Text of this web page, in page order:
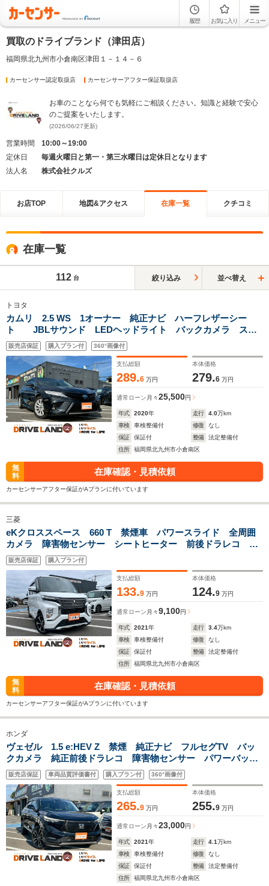
履歴 お気に入り メニュー
買取のドライブランド（津田店）
福岡県北九州市小倉南区津田１－１４－６
カーセンサー認定取扱店 カーセンサーアフター保証取扱店
お車のことなら何でも気軽にご相談ください。知識と経験で安心
のご提案をいたします。
(2026/06/27更新)
営業時間
10:00～19:00
定休日
毎週火曜日と第一・第三水曜日は定休日となります
法人名
株式会社クルズ
お店TOP 地図&アクセス 在庫一覧 クチコミ
在庫一覧
112 台 絞り込み 並べ替え
トヨタ
カムリ 2.5 WS 1オーナー 純正ナビ ハーフレザーシー
ト JBLサウンド LEDヘッドライト バックカメラ スマ
ートキー ブラインドスポットモニター 電動格納ミラー 純
正17インチアルミホイール ETC CD DVD再生可
販売店保証 購入プラン付 360°画像付
支払総額
289.6 万円
本体価格
279.6 万円
通常ローン 月々25,500円
年式 2020年 走行 4.0万km
車検
車検整備付 修復
なし
保証
保証付 整備
法定整備付
住所
福岡県北九州市小倉南区
無
料
在庫確認・見積依頼
カーセンサーアフター保証がAプランに付いています
三菱
eKクロススペース 660 T 禁煙車 パワースライド 全周囲
カメラ 障害物センサー シートヒーター 前後ドラレコ
ETC フルセグナビ スマートキー フラットシート ベンチ
シート LEDヘッドランプ フォグランプ 純正アルミ
販売店保証 購入プラン付
支払総額
133.9 万円
本体価格
124.9 万円
通常ローン 月々9,100円
年式 2021年 走行 3.4万km
車検
車検整備付 修復
なし
保証
保証付 整備
法定整備付
住所
福岡県北九州市小倉南区
無
料
在庫確認・見積依頼
カーセンサーアフター保証がAプランに付いています
ホンダ
ヴェゼル 1.5 e:HEV Z 禁煙 純正ナビ フルセグTV バッ
クカメラ 純正前後ドラレコ 障害物センサー パワーバック
ドア レーダークルーズ ステアリングヒーター ETC2.0 シ
ートヒーター BSM
販売店保証 車両品質評価書付 購入プラン付 360°画像付
支払総額
265.9 万円
本体価格
255.9 万円
通常ローン 月々23,000円
年式 2021年 走行 4.1万km
車検
車検整備付 修復
なし
保証
保証付 整備
法定整備付
住所
福岡県北九州市小倉南区